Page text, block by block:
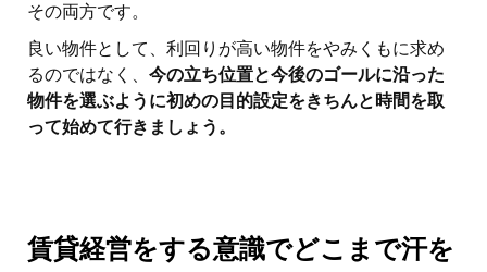
その両方です。
良い物件として、利回りが高い物件をやみくもに求め
るのではなく、 今の立ち位置と今後のゴールに沿った
物件を選ぶように初めの目的設定をきちんと時間を取
って始めて行きましょう。
賃貸経営をする意識でどこまで汗を